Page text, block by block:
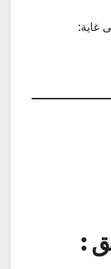
غاية:
: